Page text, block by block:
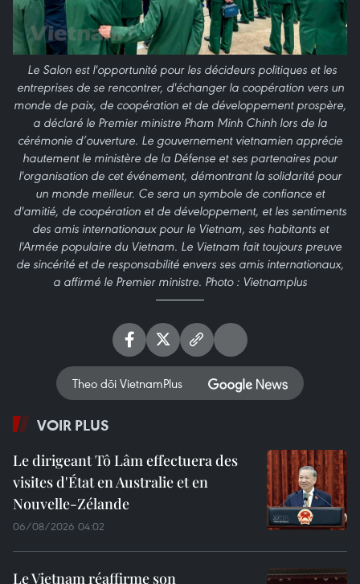
Le Salon est l'opportunité pour les décideurs politiques et les
entreprises de se rencontrer, d'échanger la coopération vers un
monde de paix, de coopération et de développement prospère,
a déclaré le Premier ministre Pham Minh Chinh lors de la
cérémonie d’ouverture. Le gouvernement vietnamien apprécie
hautement le ministère de la Défense et ses partenaires pour
l'organisation de cet événement, démontrant la solidarité pour
un monde meilleur. Ce sera un symbole de confiance et
d'amitié, de coopération et de développement, et les sentiments
des amis internationaux pour le Vietnam, ses habitants et
l'Armée populaire du Vietnam. Le Vietnam fait toujours preuve
de sincérité et de responsabilité envers ses amis internationaux,
a affirmé le Premier ministre. Photo : Vietnamplus
Theo dõi VietnamPlus
VOIR PLUS
Le dirigeant Tô Lâm effectuera des
visites d'État en Australie et en
Nouvelle-Zélande
06/08/2026 04:02
Le Vietnam réaffirme son